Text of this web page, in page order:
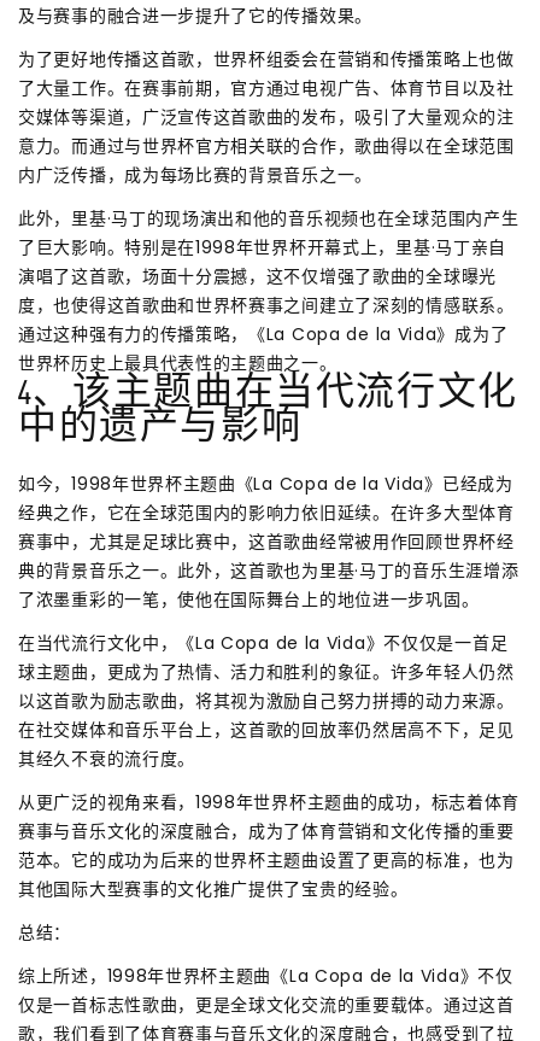
及与赛事的融合进一步提升了它的传播效果。
为了更好地传播这首歌，世界杯组委会在营销和传播策略上也做
了大量工作。在赛事前期，官方通过电视广告、体育节目以及社
交媒体等渠道，广泛宣传这首歌曲的发布，吸引了大量观众的注
意力。而通过与世界杯官方相关联的合作，歌曲得以在全球范围
内广泛传播，成为每场比赛的背景音乐之一。
此外，里基·马丁的现场演出和他的音乐视频也在全球范围内产生
了巨大影响。特别是在1998年世界杯开幕式上，里基·马丁亲自
演唱了这首歌，场面十分震撼，这不仅增强了歌曲的全球曝光
度，也使得这首歌曲和世界杯赛事之间建立了深刻的情感联系。
通过这种强有力的传播策略，《La Copa de la Vida》成为了
世界杯历史上最具代表性的主题曲之一。
4、该主题曲在当代流行文化
中的遗产与影响
如今，1998年世界杯主题曲《La Copa de la Vida》已经成为
经典之作，它在全球范围内的影响力依旧延续。在许多大型体育
赛事中，尤其是足球比赛中，这首歌曲经常被用作回顾世界杯经
典的背景音乐之一。此外，这首歌也为里基·马丁的音乐生涯增添
了浓墨重彩的一笔，使他在国际舞台上的地位进一步巩固。
在当代流行文化中，《La Copa de la Vida》不仅仅是一首足
球主题曲，更成为了热情、活力和胜利的象征。许多年轻人仍然
以这首歌为励志歌曲，将其视为激励自己努力拼搏的动力来源。
在社交媒体和音乐平台上，这首歌的回放率仍然居高不下，足见
其经久不衰的流行度。
从更广泛的视角来看，1998年世界杯主题曲的成功，标志着体育
赛事与音乐文化的深度融合，成为了体育营销和文化传播的重要
范本。它的成功为后来的世界杯主题曲设置了更高的标准，也为
其他国际大型赛事的文化推广提供了宝贵的经验。
总结：
综上所述，1998年世界杯主题曲《La Copa de la Vida》不仅
仅是一首标志性歌曲，更是全球文化交流的重要载体。通过这首
歌，我们看到了体育赛事与音乐文化的深度融合，也感受到了拉